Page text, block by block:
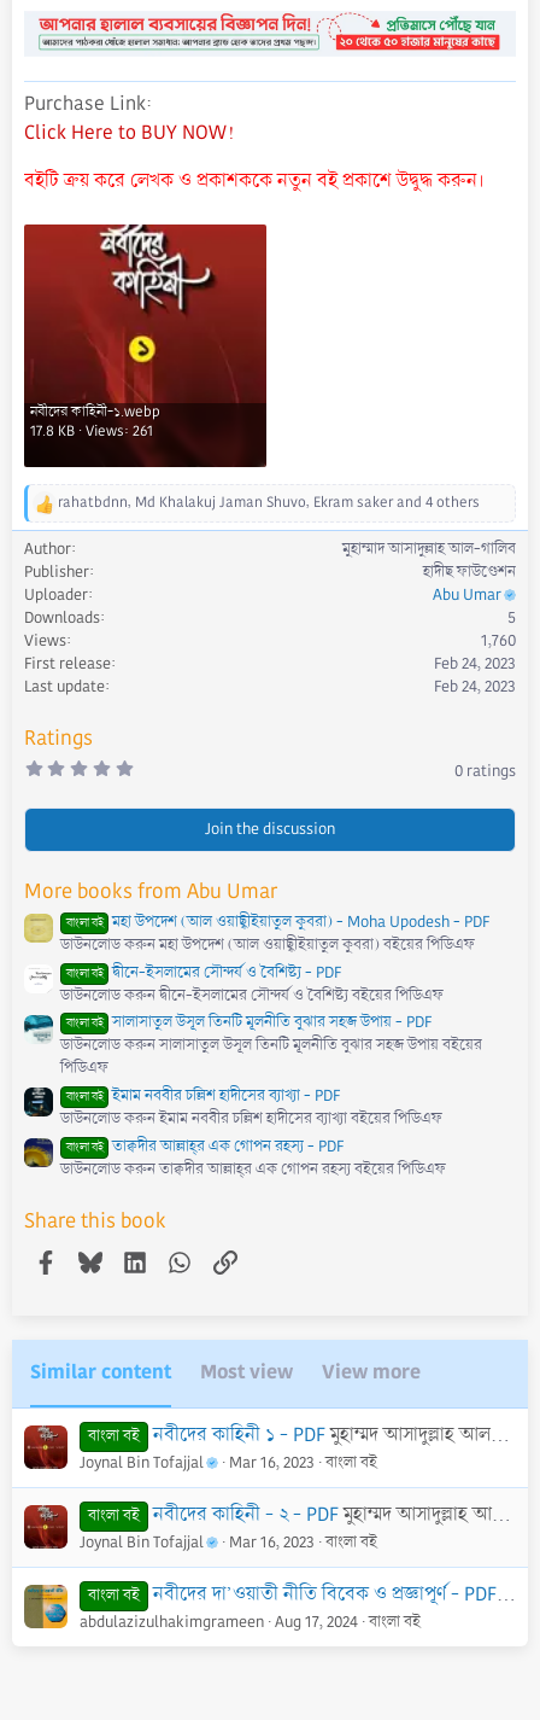
Purchase Link
Click Here to BUY NOW!
বইটি ক্রয় করে লেখক ও প্রকাশককে নতুন বই প্রকাশে উদ্বুদ্ধ করুন।
নবীদের কাহিনী-১.webp
17.8 KB · Views: 261
R
e
a
c
t
i
o
n
s
rahatbdnn, Md Khalakuj Jaman Shuvo, Ekram sakerand 4 others
Author
মুহাম্মাদ আসাদুল্লাহ আল-গালিব
Publisher
হাদীছ ফাউণ্ডেশন
Uploader
Abu Umar
Downloads
5
Views
1,760
First release
Feb 24, 2023
Last update
Feb 24, 2023
Ratings
0
0
(
s
)
0 ratings
Join the discussion
More books from Abu Umar
বাংলা বই মহা উপদেশ (আল ওয়াছ্বীইয়াতুল কুবরা) - Moha Upodesh - PDF
ডাউনলোড করুন মহা উপদেশ (আল ওয়াছ্বীইয়াতুল কুবরা) বইয়ের পিডিএফ
বাংলা বই দ্বীনে-ইসলামের সৌন্দর্য ও বৈশিষ্ট্য - PDF
ডাউনলোড করুন দ্বীনে-ইসলামের সৌন্দর্য ও বৈশিষ্ট্য বইয়ের পিডিএফ
বাংলা বই সালাসাতুল উসূল তিনটি মূলনীতি বুঝার সহজ উপায় - PDF
ডাউনলোড করুন সালাসাতুল উসূল তিনটি মূলনীতি বুঝার সহজ উপায় বইয়ের
পিডিএফ
বাংলা বই ইমাম নববীর চল্লিশ হাদীসের ব্যাখ্যা - PDF
ডাউনলোড করুন ইমাম নববীর চল্লিশ হাদীসের ব্যাখ্যা বইয়ের পিডিএফ
বাংলা বই তাক্বদীর আল্লাহ্‌র এক গোপন রহস্য - PDF
ডাউনলোড করুন তাক্বদীর আল্লাহ্‌র এক গোপন রহস্য বইয়ের পিডিএফ
Share this book
Facebook
BlueskyLinkedInWhatsApp
Link
Similar content Most view View more
বাংলা বই নবীদের কাহিনী ১ - PDFমুহাম্মদ আসাদুল্লাহ আল-গালিব
Joynal Bin Tofajjal Mar 16, 2023 বাংলা বই
বাংলা বই নবীদের কাহিনী - ২ - PDFমুহাম্মদ আসাদুল্লাহ আল-গালিব
Joynal Bin Tofajjal Mar 16, 2023 বাংলা বই
বাংলা বই নবীদের দা’ওয়াতী নীতি বিবেক ও প্রজ্ঞাপূর্ণ - PDF
abdulazizulhakimgrameen Aug 17, 2024 বাংলা বই